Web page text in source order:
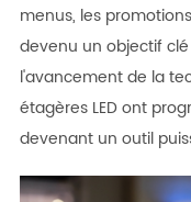
menus, les
devenu un objectif
l'avancement de la
étagères LED ont
devenant un outil